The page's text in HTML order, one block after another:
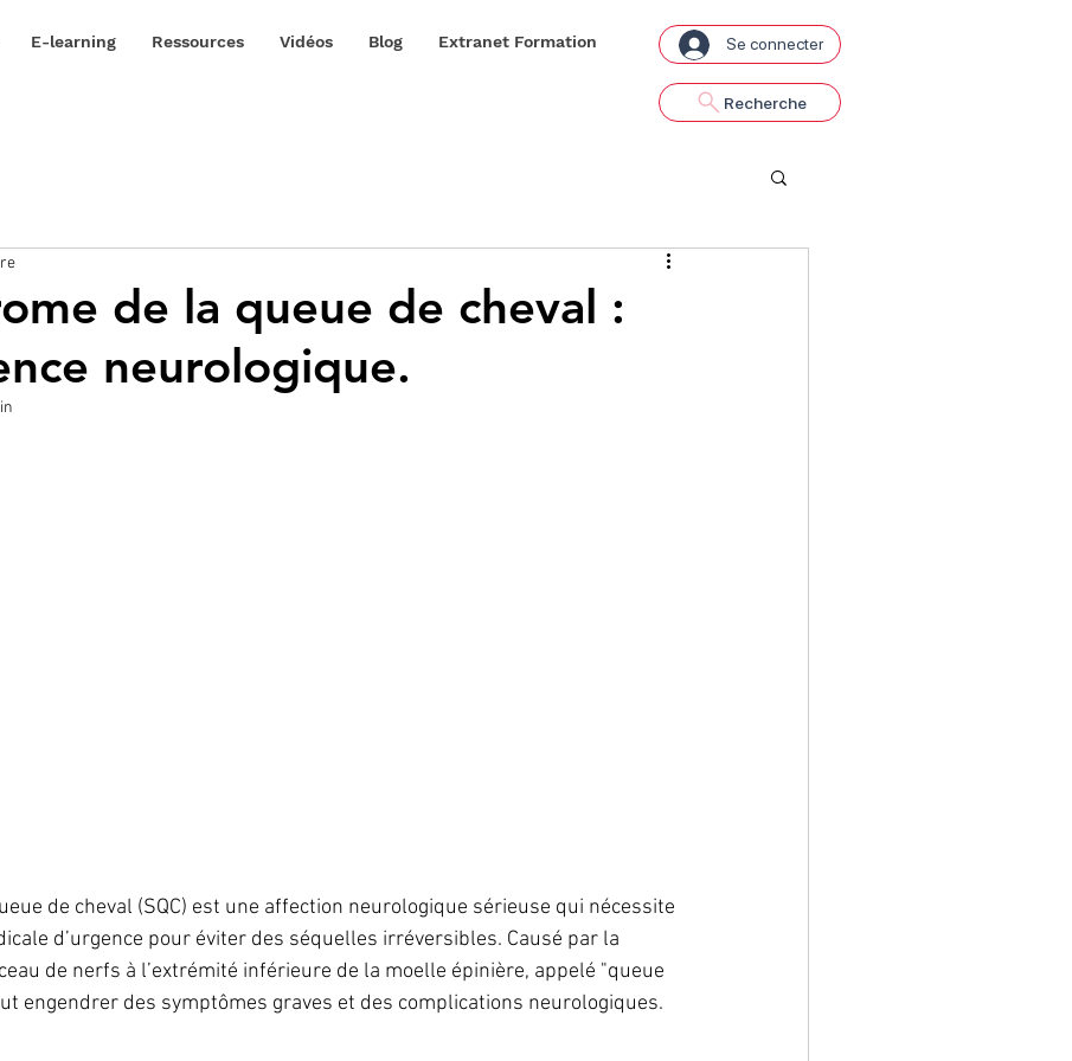
E-learning Ressources Vidéos Blog Extranet Formation Se connecter
Recherche
de la queue de cheval :
neurologique.
de cheval (SQC) est une affection neurologique sérieuse qui nécessite
d’urgence pour éviter des séquelles irréversibles. Causé par la
de nerfs à l’extrémité inférieure de la moelle épinière, appelé "queue
engendrer des symptômes graves et des complications neurologiques.